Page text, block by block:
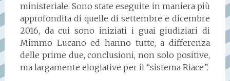
ministeriale. Sono state eseguite in maniera più
approfondita di quelle di settembre e dicembre
2016, da cui sono iniziati i guai giudiziari di
Mimmo Lucano ed hanno tutte, a differenza
delle prime due, conclusioni, non solo positive,
ma largamente elogiative per il “sistema Riace”.